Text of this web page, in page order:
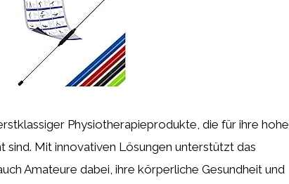
Physiotherapieprodukte, die für ihre hohe
sind. Mit innovativen Lösungen unterstützt das
Amateure dabei, ihre körperliche Gesundheit und